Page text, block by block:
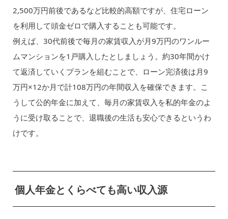
2,500万円前後であるなど比較的高額ですが、住宅ローン
を利用して頭金ゼロで購入することも可能です。
例えば、30代前後で毎月の家賃収入が月9万円のワンルー
ムマンションを1戸購入したとしましょう。約30年間かけ
て返済していくプランを組むことで、ローン完済後は月9
万円×12か月で計108万円の年間収入を確保できます。こ
うして公的年金に加えて、毎月の家賃収入を私的年金のよ
うに受け取ることで、退職後の生活も安心できるというわ
けです。
個人年金とくらべても高い収入源